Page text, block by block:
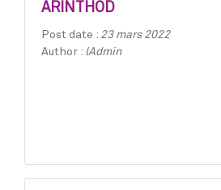
ARINTHOD
Post date : 23 mars 2022
Author : lAdmin